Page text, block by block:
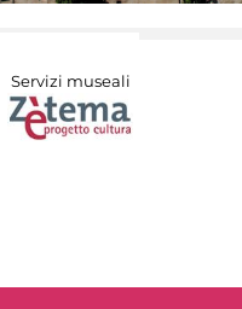
Servizi museali